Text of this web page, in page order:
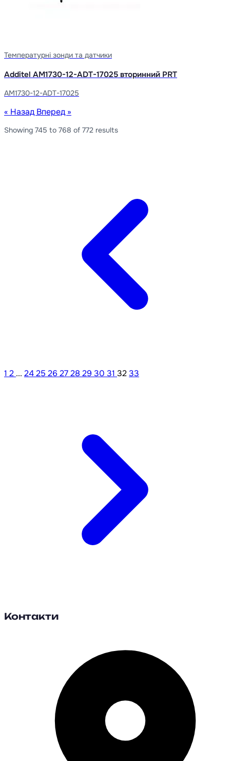
Температурні зонди та датчики
Additel AM1730-12-ADT-17025 вторинний PRT
AM1730-12-ADT-17025
« НазадВперед »
Showing 745 to 768 of 772 results
1 2 ... 2425 26 2728 29 30 31 3233
Контакти